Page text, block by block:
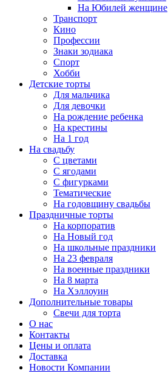
На Юбилей женщине
Транспорт
Кино
Профессии
Знаки зодиака
Спорт
Хобби
Детские торты
Для мальчика
Для девочки
На рождение ребенка
На крестины
На 1 год
На свадьбу
С цветами
С ягодами
С фигурками
Тематические
На годовщину свадьбы
Праздничные торты
На корпоратив
На Новый год
На школьные праздники
На 23 февраля
На военные праздники
На 8 марта
На Хэллоуин
Дополнительные товары
Свечи для торта
О нас
Контакты
Цены и оплата
Доставка
Новости Компании